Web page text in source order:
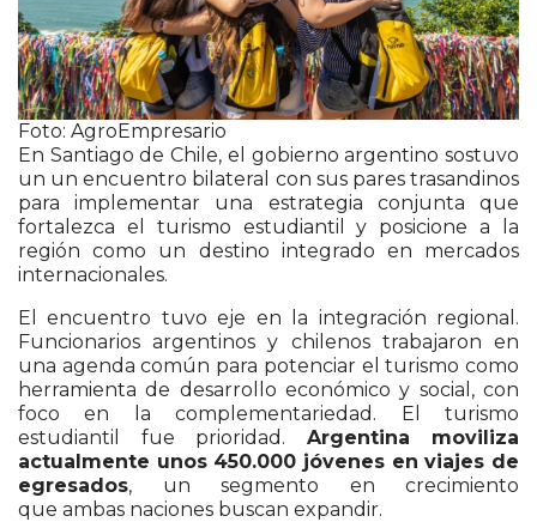
Foto: AgroEmpresario
En Santiago de Chile, el gobierno argentino sostuvo
un un encuentro bilateral con sus pares trasandinos
para implementar una estrategia conjunta que
fortalezca el turismo estudiantil y posicione a la
región como un destino integrado en mercados
internacionales.
El encuentro tuvo eje en la integración regional.
Funcionarios argentinos y chilenos trabajaron en
una agenda común para potenciar el turismo como
herramienta de desarrollo económico y social, con
foco en la complementariedad. El turismo
estudiantil fue prioridad. Argentina moviliza
actualmente unos 450.000 jóvenes en viajes de
egresados, un segmento en crecimiento
que ambas naciones buscan expandir.